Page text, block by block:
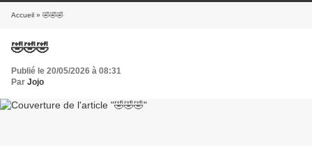
Accueil » 🤣🤣🤣
🤣🤣🤣
Publié le 20/05/2026 à 08:31
Par Jojo